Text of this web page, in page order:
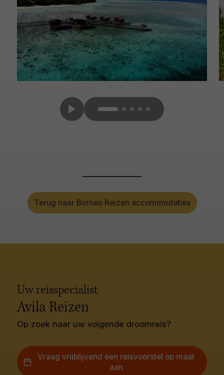
Terug naar Borneo Reizen accommodaties
Uw reisspecialist
Avila Reizen
Op zoek naar uw volgende droomreis?
Vraag vrijblijvend een reisvoorstel op maat
aan